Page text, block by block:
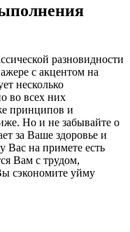
разновидности
с акцентом на
несколько
во всех них
принципов и
Но и не забывайте о
за Ваше здоровье и
Вас на примете есть
Вам с трудом,
сэкономите уйму